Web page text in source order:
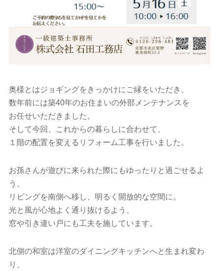
奥様とはジョギングをきっかけにご縁をいただき、
数年前には築40年のお住まいの外部メンテナンスを
お任せいただきました。
そして今回、これからの暮らしに合わせて、
１階の配置を変えるリフォーム工事を行いました。
お孫さんが遊びに来られた際にもゆったりと過ごせるよ
う、
リビングを南側へ移し、明るく開放的な空間に。
光と風が心地よく通り抜けるよう、
窓や引き違い戸にも工夫を施しています。
北側の和室は洋室のダイニングキッチンへと生まれ変わ
り、